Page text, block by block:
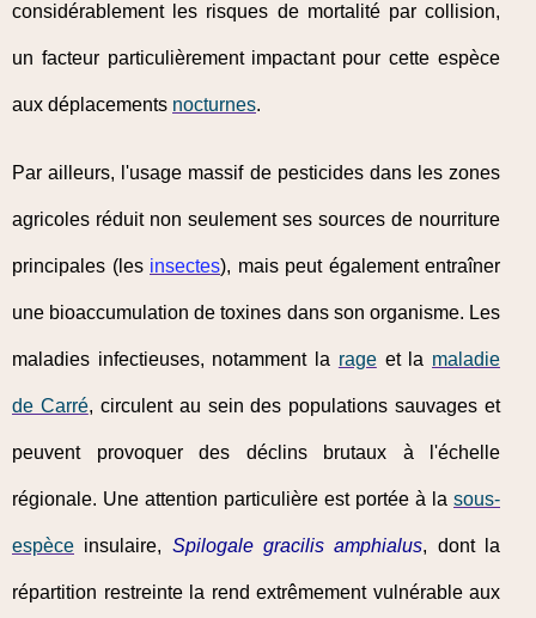
considérablement les risques de mortalité par collision,
un facteur particulièrement impactant pour cette espèce
aux déplacements nocturnes.
Par ailleurs, l'usage massif de pesticides dans les zones
agricoles réduit non seulement ses sources de nourriture
principales (les insectes), mais peut également entraîner
une bioaccumulation de toxines dans son organisme. Les
maladies infectieuses, notamment la rageet la maladie
de Carré, circulent au sein des populations sauvages et
peuvent provoquer des déclins brutaux à l'échelle
régionale. Une attention particulière est portée à la sous-
espèce insulaire, Spilogale gracilis amphialus, dont la
répartition restreinte la rend extrêmement vulnérable aux